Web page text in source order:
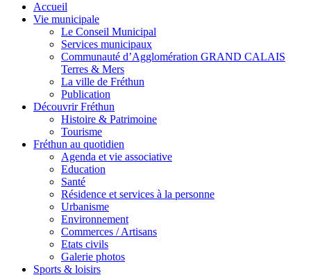
Accueil
Vie municipale
Le Conseil Municipal
Services municipaux
Communauté d’Agglomération GRAND CALAIS
Terres & Mers
La ville de Fréthun
Publication
Découvrir Fréthun
Histoire & Patrimoine
Tourisme
Fréthun au quotidien
Agenda et vie associative
Education
Santé
Résidence et services à la personne
Urbanisme
Environnement
Commerces / Artisans
Etats civils
Galerie photos
Sports & loisirs